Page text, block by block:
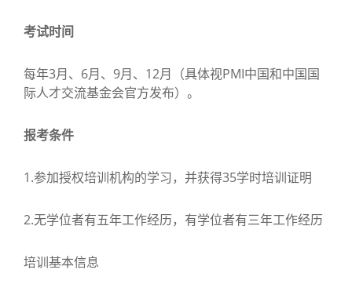
考试时间
每年3月、6月、9月、12月（具体视PMI中国和中国国
际人才交流基金会官方发布）。
报考条件
1.参加授权培训机构的学习，并获得35学时培训证明
2.无学位者有五年工作经历，有学位者有三年工作经历
培训基本信息